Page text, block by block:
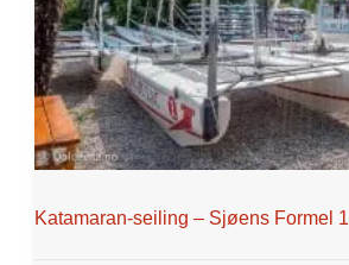
Katamaran-seiling – Sjøens Formel 1